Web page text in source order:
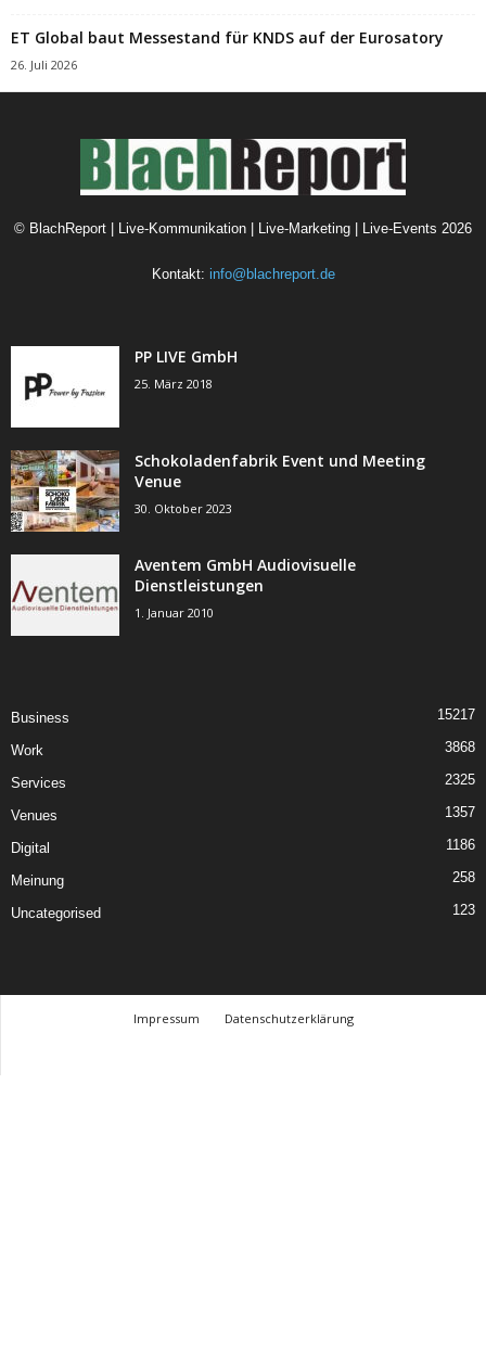
ET Global baut Messestand für KNDS auf der Eurosatory
26. Juli 2026
© BlachReport | Live-Kommunikation | Live-Marketing | Live-Events 2026
Kontakt: info@blachreport.de
PP LIVE GmbH
25. März 2018
Schokoladenfabrik Event und Meeting
Venue
30. Oktober 2023
Aventem GmbH Audiovisuelle
Dienstleistungen
1. Januar 2010
Business 15217
Work 3868
Services 2325
Venues 1357
Digital 1186
Meinung 258
Uncategorised 123
Impressum
Datenschutzerklärung